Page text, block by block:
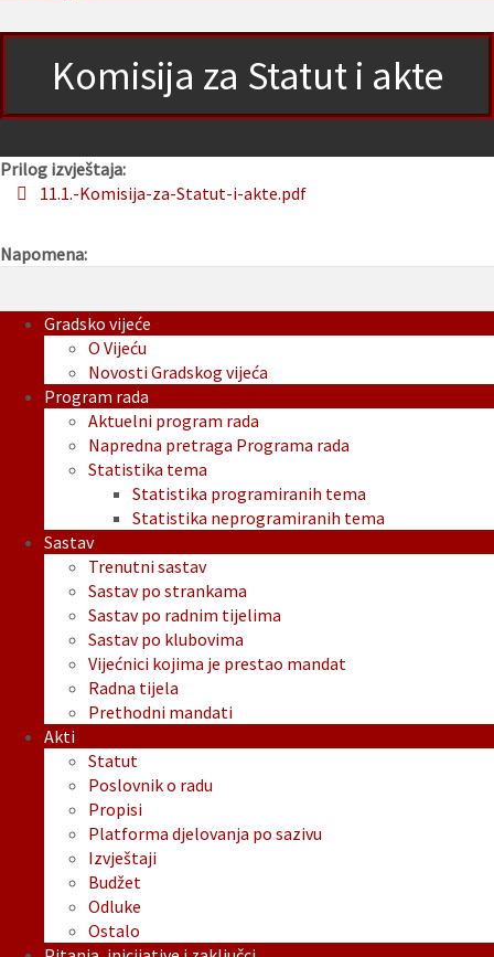
Komisija za Statut i akte
Prilog izvještaja:
11.1.-Komisija-za-Statut-i-akte.pdf
Napomena:
Gradsko vijeće
O Vijeću
Novosti Gradskog vijeća
Program rada
Aktuelni program rada
Napredna pretraga Programa rada
Statistika tema
Statistika programiranih tema
Statistika neprogramiranih tema
Sastav
Trenutni sastav
Sastav po strankama
Sastav po radnim tijelima
Sastav po klubovima
Vijećnici kojima je prestao mandat
Radna tijela
Prethodni mandati
Akti
Statut
Poslovnik o radu
Propisi
Platforma djelovanja po sazivu
Izvještaji
Budžet
Odluke
Ostalo